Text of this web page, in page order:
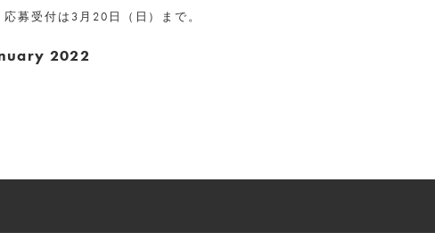
募受付は3月20日（日）まで。
2022